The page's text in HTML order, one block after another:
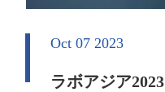
Oct 07 2023
ラボアジア2023